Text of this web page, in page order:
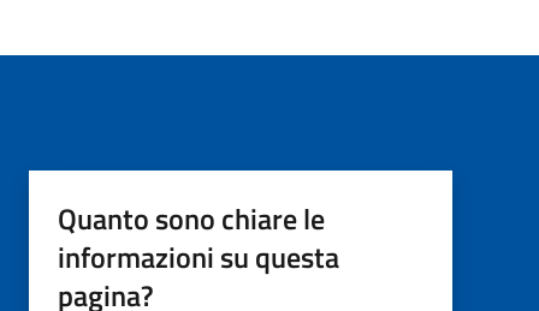
Quanto sono chiare le
informazioni su questa
pagina?